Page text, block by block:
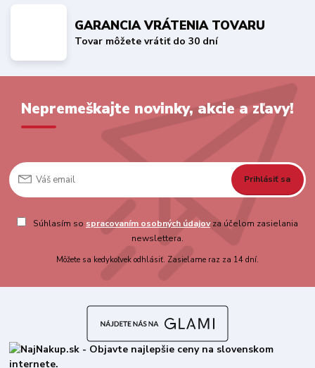
GARANCIA VRÁTENIA TOVARU
Tovar môžete vrátiť do 30 dní
Nepremeškajte novinky, akcie a zľavy!
Prihlásiť sa
Súhlasím so spracovaním osobných údajovza účelom zasielania
newslettera.
Môžete sa kedykoľvek odhlásiť. Zasielame raz za 14 dní.